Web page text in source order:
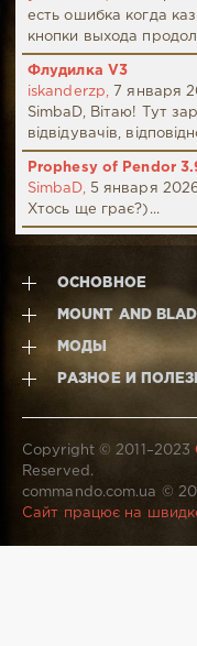
есть ошибка когда
кнопки выхода
Флудилка V3
iskanderzp,
7 января
SimbaD, Вітаю! Тут
відвідувачів,
Prophesy of Pendor
SimbaD,
5 января
Хтось ще грає?)...
ОСНОВНОЕ
MOUNT AND
МОДЫ
РАЗНОЕ И
Copyright © 2011–2023
Reserved.
commando.com.ua ©
Сайт працює на